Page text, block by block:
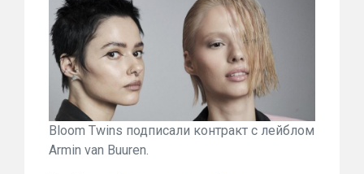
Bloom Twins подписали контракт с лейблом
Armin van Buuren.